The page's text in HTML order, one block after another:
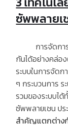
ซัพพลายเ
การจัดการซั
กันได้อย่างคล่อ
ระบบในการจัดก
ๆ กระบวนการ
รวมของระบบได้
ซัพพลายเชน ปร
สำคัญแตกต่าง